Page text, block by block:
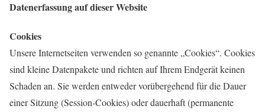
Datenerfassung auf dieser Website
Cookies
Unsere Internetseiten verwenden so genannte „Cookies“. Cookies
sind kleine Datenpakete und richten auf Ihrem Endgerät keinen
Schaden an. Sie werden entweder vorübergehend für die Dauer
einer Sitzung (Session-Cookies) oder dauerhaft (permanente